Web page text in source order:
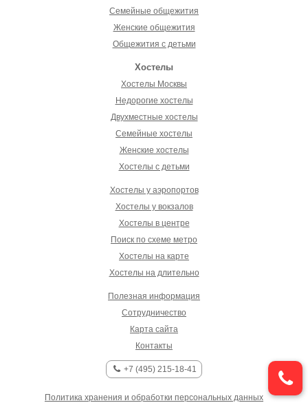
Семейные общежития
Женские общежития
Общежития с детьми
Хостелы
Хостелы Москвы
Недорогие хостелы
Двухместные хостелы
Семейные хостелы
Женские хостелы
Хостелы с детьми
Хостелы у аэропортов
Хостелы у вокзалов
Хостелы в центре
Поиск по схеме метро
Хостелы на карте
Хостелы на длительно
Полезная информация
Сотрудничество
Карта сайта
Контакты
+7 (495) 215-18-41
Политика хранения и обработки персональных данных